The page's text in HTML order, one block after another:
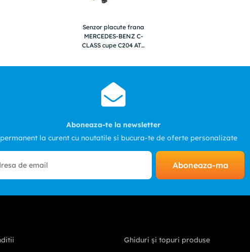
Senzor placute frana
MERCEDES-BENZ C-
CLASS cupe C204 ATE
Aboneaza-te la newsletter
la curent cu noutatile si bucura-te de oferte personalizate
Aboneaza-ma
Ghiduri și topuri produse